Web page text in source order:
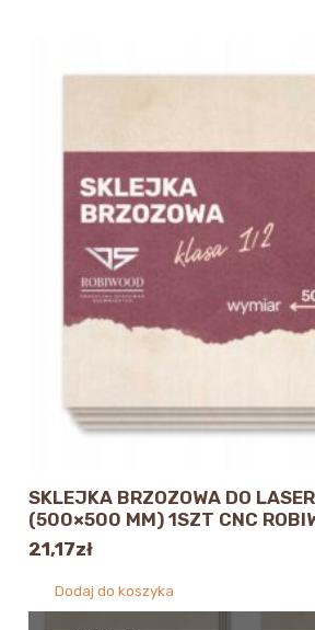
SKLEJKA BRZOZOWA DO
(500×500 MM) 1SZT CNC
21,17zł
Dodaj do koszyka